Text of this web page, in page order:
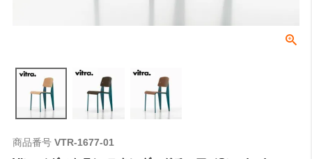
商品番号 VTR-1677-01